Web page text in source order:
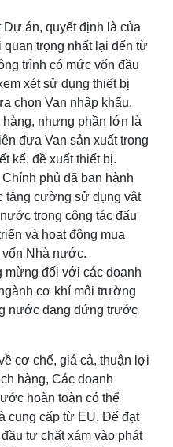
án, quyết định là của
trọng nhất lại đến từ
trình có mức vốn đầu
xét sử dụng thiết bị
chọn Van nhập khẩu.
hàng, nhưng phần lớn là
đưa Van sản xuất trong
kế, đề xuất thiết bị.
phủ đã ban hành
tăng cường sử dụng vật
trong công tác đấu
và hoạt động mua
Nhà nước.
đối với các doanh
cơ khí môi trường
nước đang đứng trước
cơ chế, giá cả, thuận lợi
hàng, Các doanh
hoàn toàn có thể
cung cấp từ EU. Để đạt
tư chất xám vào phát